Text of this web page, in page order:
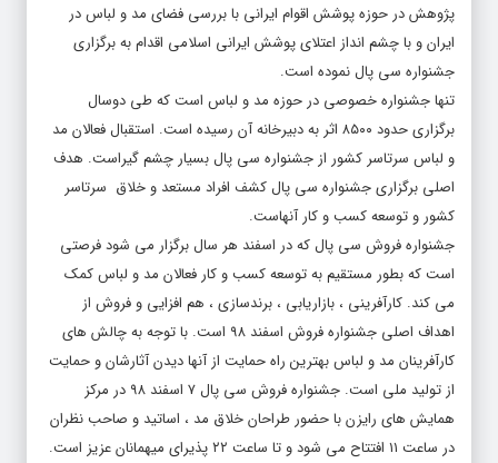
پژوهش در حوزه پوشش اقوام ایرانی با بررسی فضای مد و لباس در
ایران و با چشم انداز اعتلای پوشش ایرانی اسلامی اقدام به برگزاری
جشنواره سی پال نموده است.
تنها جشنواره خصوصی در حوزه مد و لباس است که طی دوسال
برگزاری حدود ۸۵۰۰ اثر به دبیرخانه آن رسیده است. استقبال فعالان مد
و لباس سرتاسر کشور از جشنواره سی پال بسیار چشم گیراست. هدف
اصلی برگزاری جشنواره سی پال کشف افراد مستعد و خلاق سرتاسر
کشور و توسعه کسب و کار آنهاست.
جشنواره فروش سی پال که در اسفند هر سال برگزار می شود فرصتی
است که بطور مستقیم به توسعه کسب و کار فعالان مد و لباس کمک
می کند. کارآفرینی ، بازاریابی ، برندسازی ، هم افزایی و فروش از
اهداف اصلی جشنواره فروش اسفند ۹۸ است. با توجه به چالش های
کارآفرینان مد و لباس بهترین راه حمایت از آنها دیدن آثارشان و حمایت
از تولید ملی است. جشنواره فروش سی پال ۷ اسفند ۹۸ در مرکز
همایش های رایزن با حضور طراحان خلاق مد ، اساتید و صاحب نظران
در ساعت ۱۱ افتتاح می شود و تا ساعت ۲۲ پذیرای میهمانان عزیز است.